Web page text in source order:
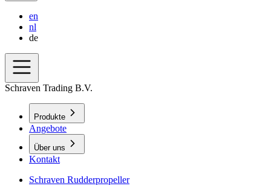
en
nl
de
Schraven Trading B.V.
Produkte
Angebote
Über uns
Kontakt
Schraven Rudderpropeller